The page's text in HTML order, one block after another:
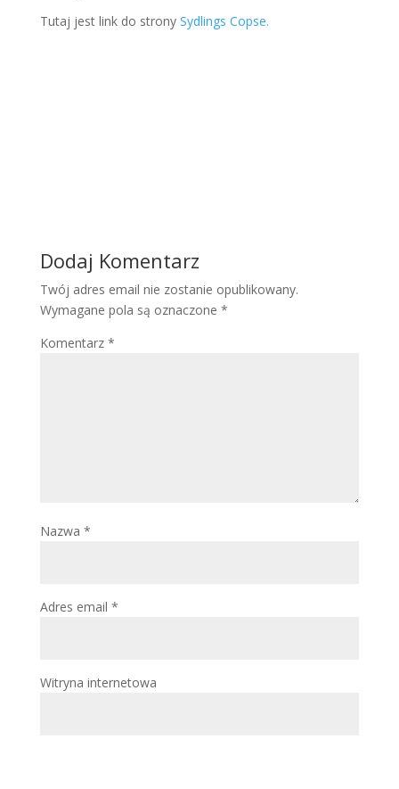
Tutaj jest link do strony Sydlings Copse.
Dodaj Komentarz
Twój adres email nie zostanie opublikowany.
Wymagane pola są oznaczone *
Komentarz *
Nazwa *
Adres email *
Witryna internetowa